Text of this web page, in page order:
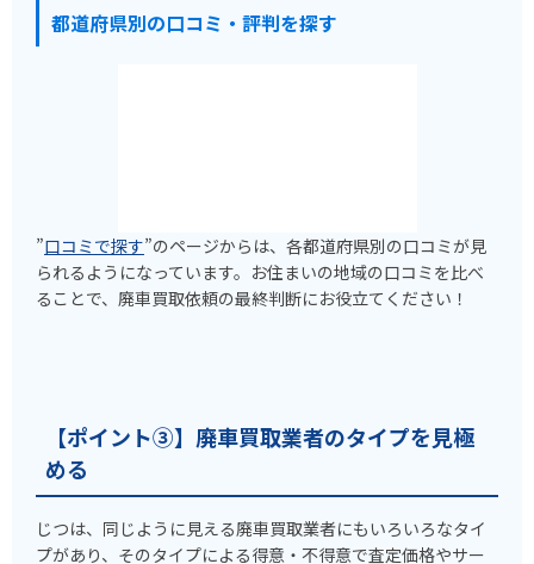
都道府県別の口コミ・評判を探す
”口コミで探す”のページからは、各都道府県別の口コミが見
られるようになっています。お住まいの地域の口コミを比べ
ることで、廃車買取依頼の最終判断にお役立てください！
【ポイント③】廃車買取業者のタイプを見極
める
じつは、同じように見える廃車買取業者にもいろいろなタイ
プがあり、そのタイプによる得意・不得意で査定価格やサー